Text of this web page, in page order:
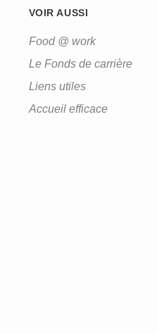
VOIR AUSSI
Food @ work
Le Fonds de carrière
Liens utiles
Accueil efficace